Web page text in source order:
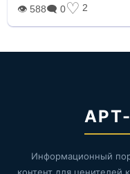
👁 588🗨 0♡ 2
Информационный
контент для ценителей